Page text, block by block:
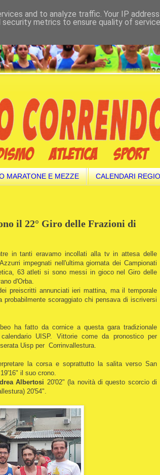
MARATONE E MEZZE CALENDARI
il 22° Giro delle Frazioni di
in tanti eravamo incollati alla tv in attesa delle
impegnati nell'ultima giornata dei Campionati
63 atleti si sono messi in gioco nel Giro delle
d'Orba.
preiscritti annunciati ieri mattina, ma il temporale
probabilmente scoraggiato chi pensava di iscriversi
ha fatto da cornice a questa gara tradizionale
UISP. Vittorie come da pronostico per
Uisp per Corrinvallestura.
la corsa e soprattutto la salita verso San
il suo crono.
Albertosi 20'02" (la novità di questo scorcio di
20'54".
and to analyze traffic. Your IP
metrics to ensure quality of